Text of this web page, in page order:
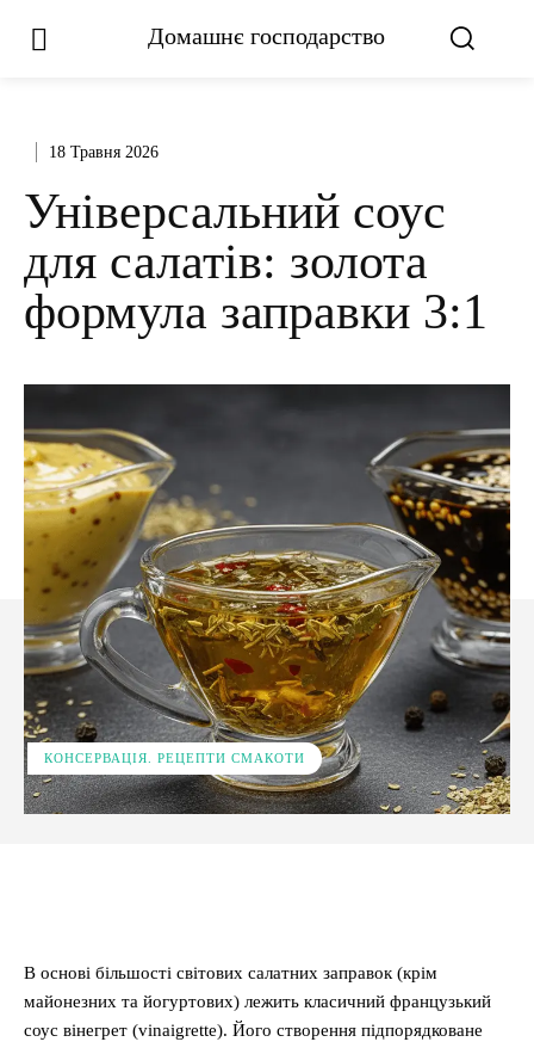
Домашнє господарство
18 Травня 2026
Універсальний соус
для салатів: золота
формула заправки 3:1
КОНСЕРВАЦІЯ. РЕЦЕПТИ СМАКОТИ
В основі більшості світових салатних заправок (крім
майонезних та йогуртових) лежить класичний французький
соус вінегрет (vinaigrette). Його створення підпорядковане